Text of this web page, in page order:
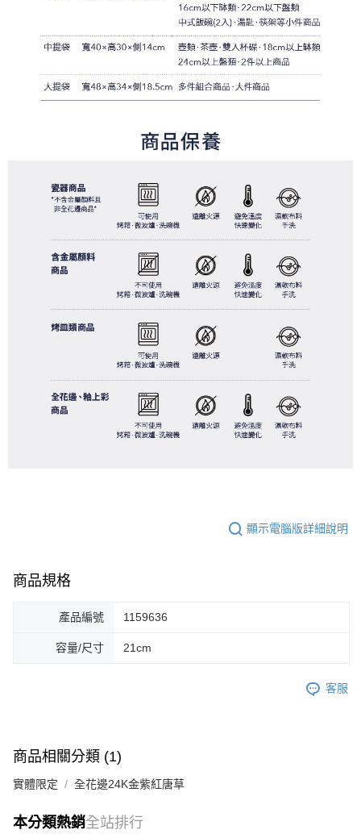
顯示電腦版詳細說明
商品規格
產品編號 1159636
容量/尺寸 21cm
客服
商品相關分類 (1)
實體限定 全花邊24K金紫紅唐草
本分類熱銷全站排行